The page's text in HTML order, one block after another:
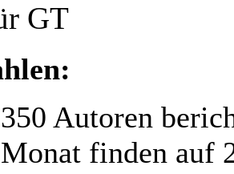
GT
Autoren
finden auf